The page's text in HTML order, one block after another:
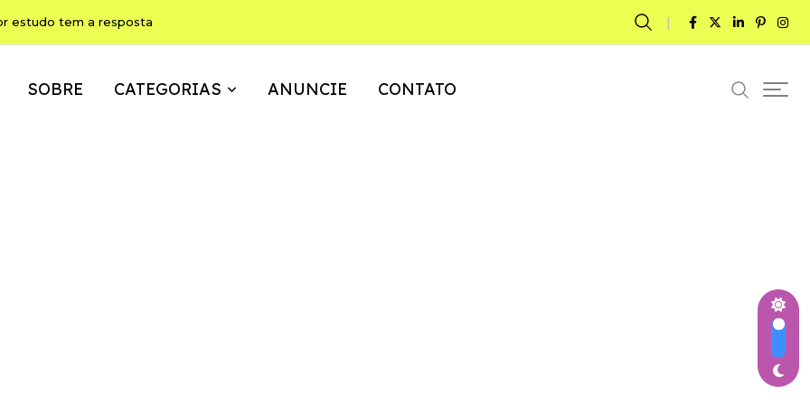
pode ser, ao mesmo tempo, memória, brincadeira e expressão
SOBRE CATEGORIAS ANUNCIE CONTATO